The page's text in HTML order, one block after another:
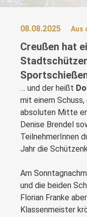
08.08.2025 Aus
Creußen hat
… und der heißt
mit einem
absoluten Mitte
Denise Brendel
TeilnehmerInnen
Jahr die
Am
und die beiden
Florian Franke
Klassenmeister